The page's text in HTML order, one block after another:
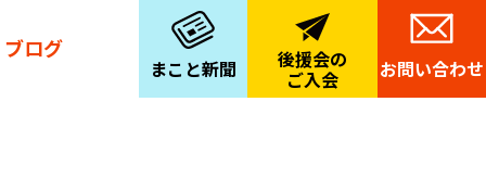
ブログ
まこと新聞 後援会の
ご入会 お問い合わせ